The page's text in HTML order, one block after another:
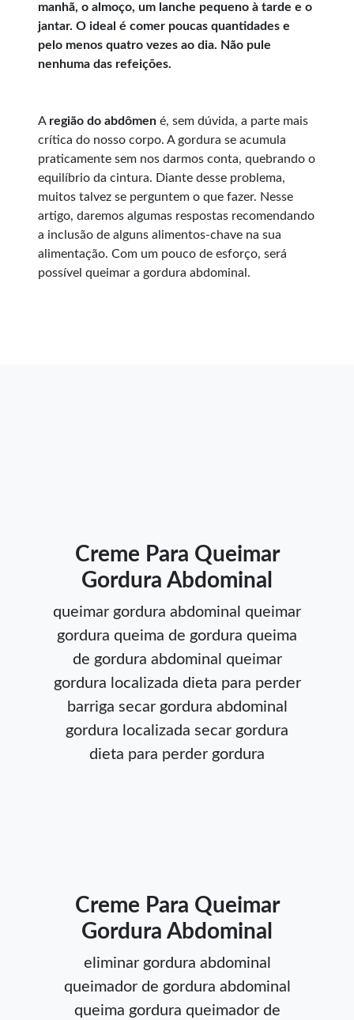
manhã, o almoço, um lanche pequeno à tarde e o
jantar. O ideal é comer poucas quantidades e
pelo menos quatro vezes ao dia. Não pule
nenhuma das refeições.
A região do abdômen é, sem dúvida, a parte mais
crítica do nosso corpo. A gordura se acumula
praticamente sem nos darmos conta, quebrando o
equilíbrio da cintura. Diante desse problema,
muitos talvez se perguntem o que fazer. Nesse
artigo, daremos algumas respostas recomendando
a inclusão de alguns alimentos-chave na sua
alimentação. Com um pouco de esforço, será
possível queimar a gordura abdominal.
Creme Para Queimar
Gordura Abdominal
queimar gordura abdominal queimar
gordura queima de gordura queima
de gordura abdominal queimar
gordura localizada dieta para perder
barriga secar gordura abdominal
gordura localizada secar gordura
dieta para perder gordura
Creme Para Queimar
Gordura Abdominal
eliminar gordura abdominal
queimador de gordura abdominal
queima gordura queimador de